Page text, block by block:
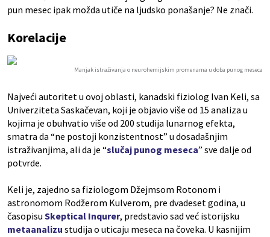
pun mesec ipak možda utiče na ljudsko ponašanje? Ne znači.
Korelacije
Manjak istraživanja o neurohemijskim promenama u doba punog meseca
Najveći autoritet u ovoj oblasti, kanadski fiziolog Ivan Keli, sa
Univerziteta Saskačevan, koji je objavio više od 15 analiza u
kojima je obuhvatio više od 200 studija lunarnog efekta,
smatra da “ne postoji konzistentnost” u dosadašnjim
istraživanjima, ali da je “slučaj punog meseca” sve dalje od
potvrde.
Keli je, zajedno sa fiziologom Džejmsom Rotonom i
astronomom Rodžerom Kulverom, pre dvadeset godina, u
časopisu Skeptical Inqurer, predstavio sad već istorijsku
metaanalizu studija o uticaju meseca na čoveka. U kasnijim